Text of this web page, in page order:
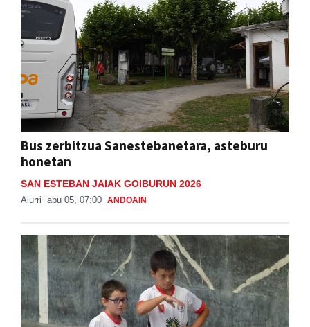
Bus zerbitzua Sanestebanetara, asteburu
honetan
SAN ESTEBAN JAIAK GOIBURUN 2026
Aiurri abu 05, 07:00 ANDOAIN